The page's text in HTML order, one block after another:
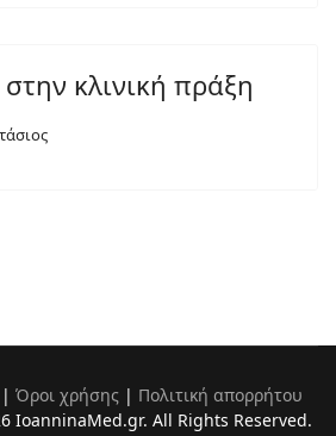
κλινική πράξη
Όροι χρήσης| Πολιτική απορρήτου
IoanninaMed.gr. All Rights Reserved.